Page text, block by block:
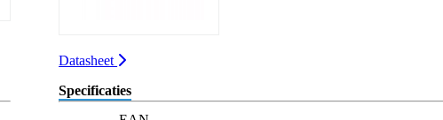
Datasheet
Specificaties